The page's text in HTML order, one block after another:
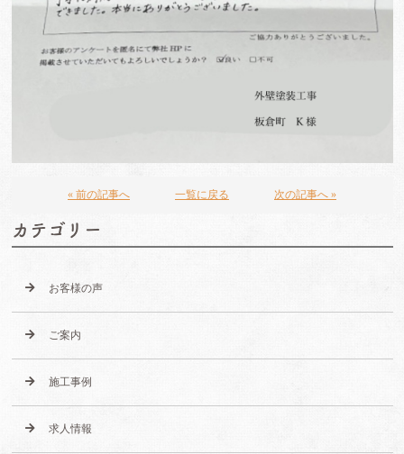
« 前の記事へ 一覧に戻る 次の記事へ »
カテゴリー
お客様の声
ご案内
施工事例
求人情報